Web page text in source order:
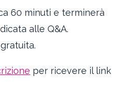
60 minuti e terminerà
alle Q&A.
per ricevere il link